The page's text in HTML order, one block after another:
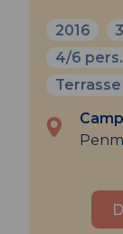
2016
4/6